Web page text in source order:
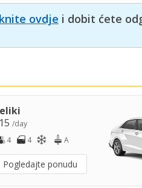
ovdje i dobit ćete
/day
4
4 A
Pogledajte ponudu